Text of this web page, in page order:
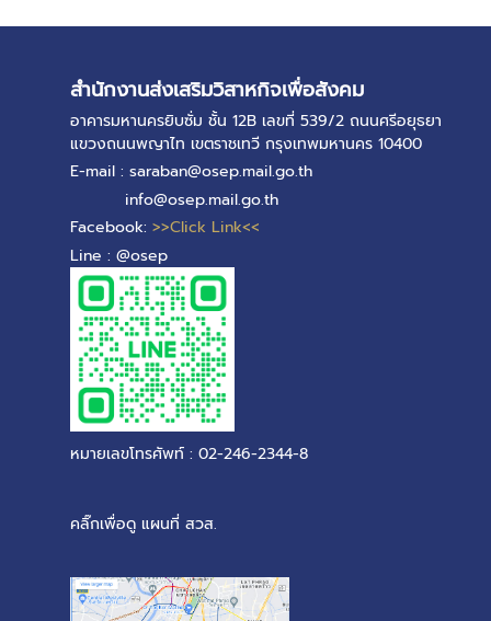
สำนักงานส่งเสริมวิสาหกิจเพื่อสังคม
อาคารมหานครยิบซั่ม ชั้น 12B เลขที่ 539/2 ถนนศรีอยุธยา
แขวงถนนพญาไท เขตราชเทวี กรุงเทพมหานคร 10400
E-mail : saraban@osep.mail.go.th
info@osep.mail.go.th
Facebook: >>Click Link<<
Line : @osep
หมายเลขโทรศัพท์ : 02-246-2344-8
คลิ๊กเพื่อดู แผนที่ สวส.